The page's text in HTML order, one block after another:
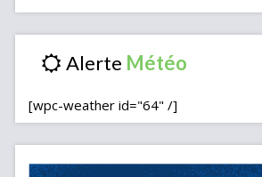
Alerte
[wpc-weather id="64" /]